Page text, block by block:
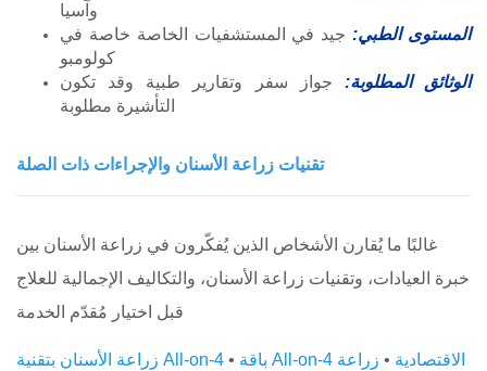
وآسيا
المستوى الطبي: جيد في المستشفيات الخاصة خاصة في
كولومبو
الوثائق المطلوبة: جواز سفر وتقارير طبية وقد تكون
التأشيرة مطلوبة
تقنيات زراعة الأسنان والإجراءات ذات الصلة
غالبًا ما يُقارن الأشخاص الذين يُفكّرون في زراعة الأسنان بين
خبرة العيادات، وتقنيات زراعة الأسنان، والتكاليف الإجمالية للعلاج
قبل اختيار مُقدّم الخدمة
زراعة الأسنان بتقنية All-on-4 • باقة All-on-4 الاقتصادية • زراعة